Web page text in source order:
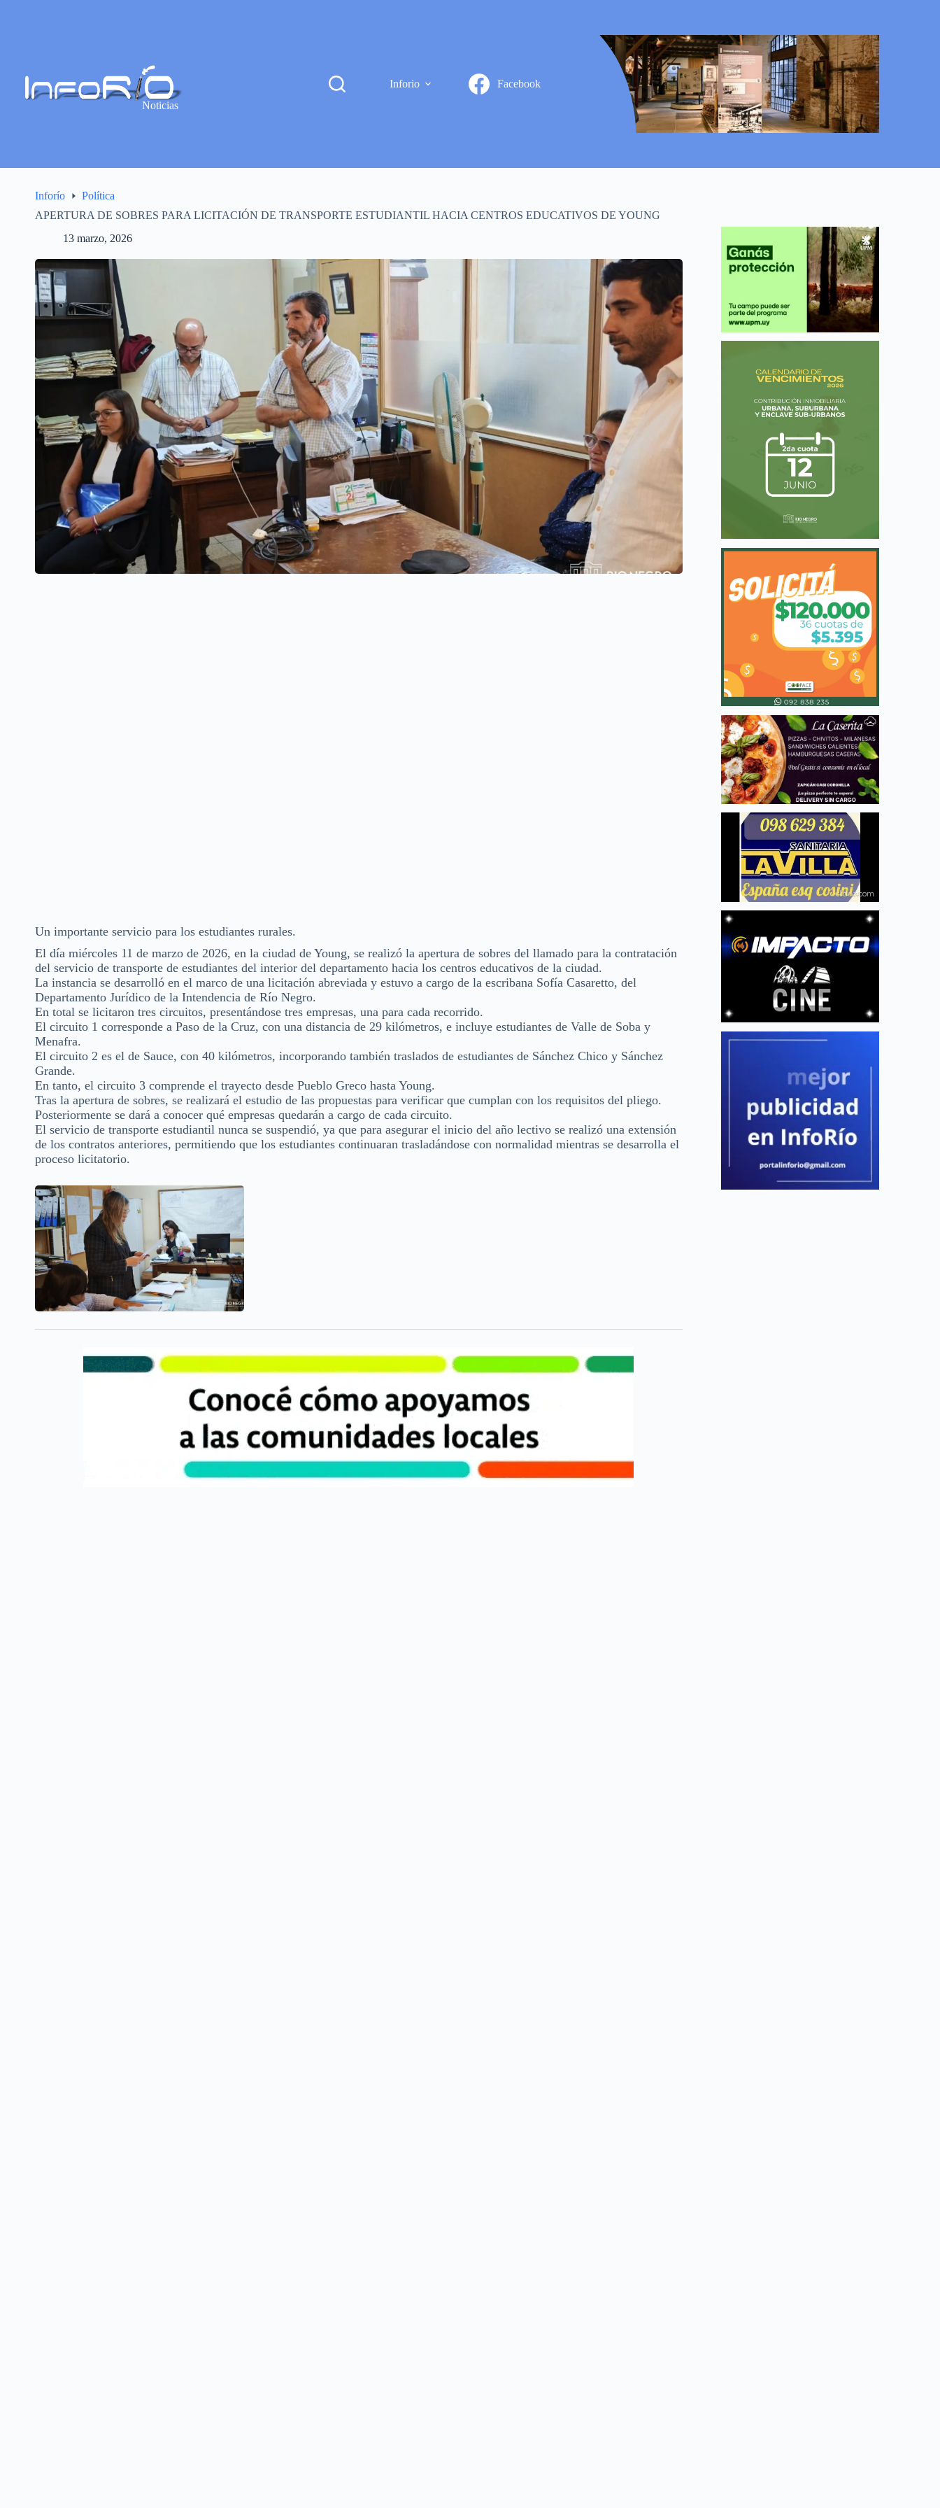
Noticias
Inforio Facebook
Inforío
Política
APERTURA DE SOBRES PARA LICITACIÓN DE TRANSPORTE ESTUDIANTIL HACIA CENTROS EDUCATIVOS DE YOUNG
13 marzo, 2026
Un importante servicio para los estudiantes rurales.
El día miércoles 11 de marzo de 2026, en la ciudad de Young, se realizó la apertura de sobres del llamado para la contratación
del servicio de transporte de estudiantes del interior del departamento hacia los centros educativos de la ciudad.
La instancia se desarrolló en el marco de una licitación abreviada y estuvo a cargo de la escribana Sofía Casaretto, del
Departamento Jurídico de la Intendencia de Río Negro.
En total se licitaron tres circuitos, presentándose tres empresas, una para cada recorrido.
El circuito 1 corresponde a Paso de la Cruz, con una distancia de 29 kilómetros, e incluye estudiantes de Valle de Soba y
Menafra.
El circuito 2 es el de Sauce, con 40 kilómetros, incorporando también traslados de estudiantes de Sánchez Chico y Sánchez
Grande.
En tanto, el circuito 3 comprende el trayecto desde Pueblo Greco hasta Young.
Tras la apertura de sobres, se realizará el estudio de las propuestas para verificar que cumplan con los requisitos del pliego.
Posteriormente se dará a conocer qué empresas quedarán a cargo de cada circuito.
El servicio de transporte estudiantil nunca se suspendió, ya que para asegurar el inicio del año lectivo se realizó una extensión
de los contratos anteriores, permitiendo que los estudiantes continuaran trasladándose con normalidad mientras se desarrolla el
proceso licitatorio.